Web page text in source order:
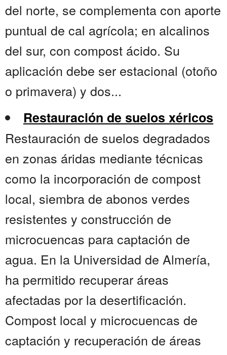
del norte, se complementa con aporte
puntual de cal agrícola; en alcalinos
del sur, con compost ácido. Su
aplicación debe ser estacional (otoño
o primavera) y dos...
Restauración de suelos xéricos
Restauración de suelos degradados
en zonas áridas mediante técnicas
como la incorporación de compost
local, siembra de abonos verdes
resistentes y construcción de
microcuencas para captación de
agua. En la Universidad de Almería,
ha permitido recuperar áreas
afectadas por la desertificación.
Compost local y microcuencas de
captación y recuperación de áreas